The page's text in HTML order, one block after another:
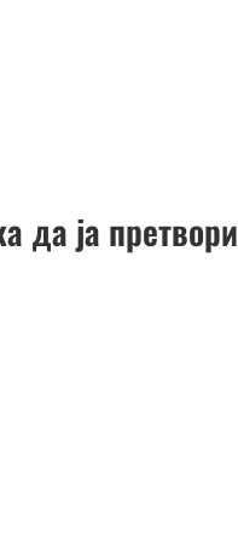
да ја претвори